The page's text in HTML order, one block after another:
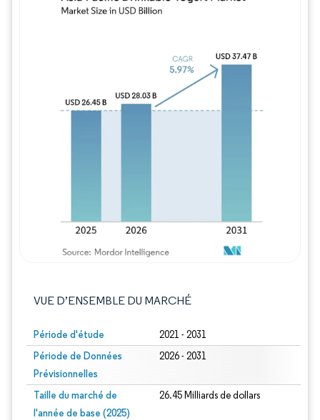
VUE D’ENSEMBLE DU MARCHÉ
Période d'étude 2021 - 2031
Période de Données
Prévisionnelles
2026 - 2031
Taille du marché de
l'année de base (2025)
26.45 Milliards de dollars